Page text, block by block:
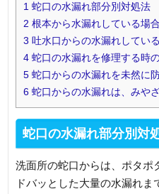
1 蛇口の水漏れ部分別対処法
2 根本から水漏れしている場合
3 吐水口からの水漏れしてい
4 蛇口の水漏れを修理する時
5 蛇口からの水漏れを未然に
6 蛇口からの水漏れは、みや
蛇口の水漏れ部分別対
洗面所の蛇口からは、ポタポ
ドバッとした大量の水漏れ